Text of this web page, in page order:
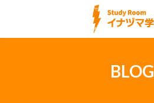
ン
ー
BLOG